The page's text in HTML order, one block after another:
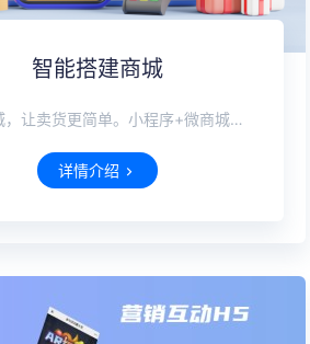
智能搭建商城
树育商城，让卖货更简单。小程序+微商城+PC
详情介绍